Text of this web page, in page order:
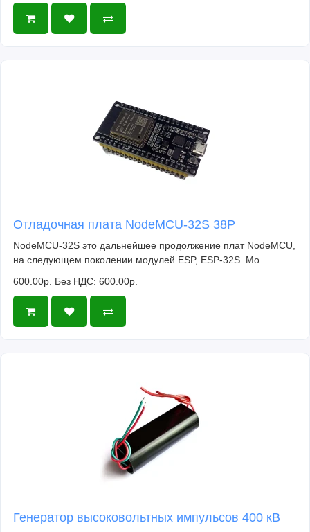
Отладочная плата NodeMCU-32S 38P
NodeMCU-32S это дальнейшее продолжение плат NodeMCU,
на следующем поколении модулей ESP, ESP-32S. Мо..
600.00р. Без НДС: 600.00р.
Генератор высоковольтных импульсов 400 кВ